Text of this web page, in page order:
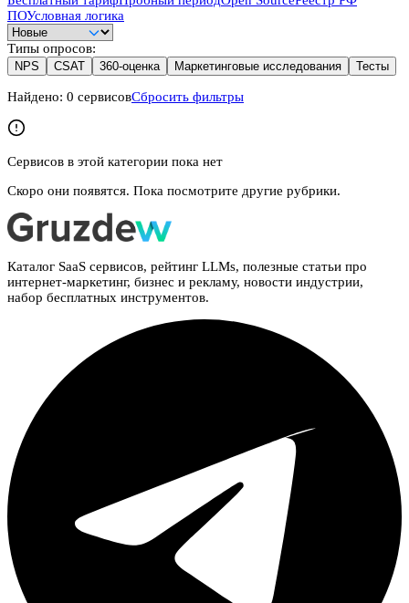
ПОУсловная логика
Типы опросов:
NPS CSAT 360-оценка Маркетинговые исследования Тесты
Найдено: 0 сервисовСбросить фильтры
Сервисов в этой категории пока нет
Скоро они появятся. Пока посмотрите другие рубрики.
Каталог SaaS сервисов, рейтинг LLMs, полезные статьи про
интернет-маркетинг, бизнес и рекламу, новости индустрии,
набор бесплатных инструментов.